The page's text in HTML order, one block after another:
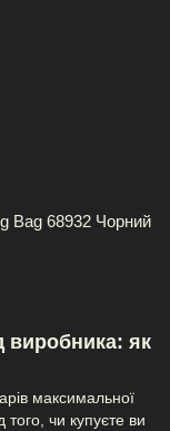
Bag 68932 Чорний
виробника: як
максимальної
того, чи купуєте ви